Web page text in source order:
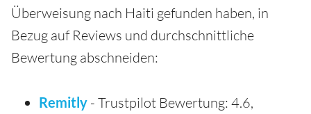
Überweisung nach Haiti gefunden haben, in
Bezug auf Reviews und durchschnittliche
Bewertung abschneiden:
Remitly - Trustpilot Bewertung: 4.6,